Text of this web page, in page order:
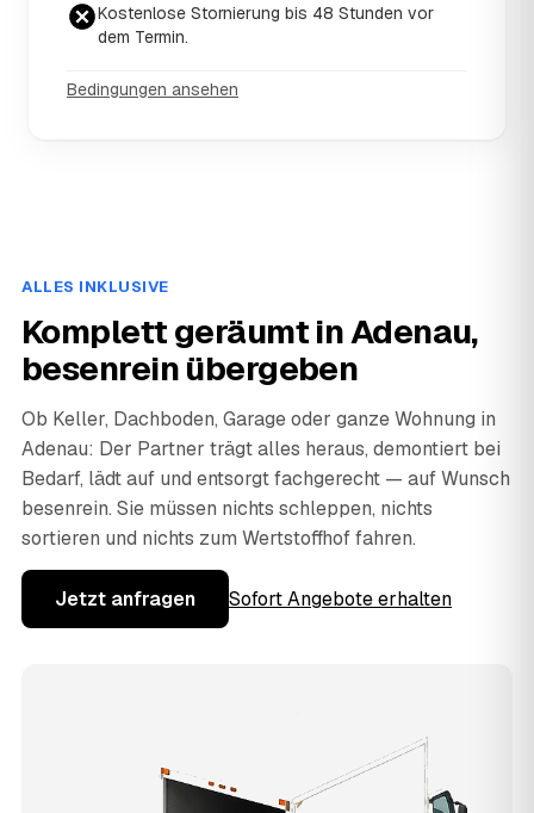
Kostenlose Stornierung bis 48 Stunden vor
dem Termin.
Bedingungen ansehen
ALLES INKLUSIVE
Komplett geräumt in Adenau,
besenrein übergeben
Ob Keller, Dachboden, Garage oder ganze Wohnung in
Adenau: Der Partner trägt alles heraus, demontiert bei
Bedarf, lädt auf und entsorgt fachgerecht — auf Wunsch
besenrein. Sie müssen nichts schleppen, nichts
sortieren und nichts zum Wertstoffhof fahren.
Jetzt anfragen Sofort Angebote erhalten